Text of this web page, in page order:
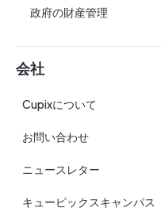
政府の財産管理
会社
Cupixについて
お問い合わせ
ニュースレター
キューピックスキャンパス